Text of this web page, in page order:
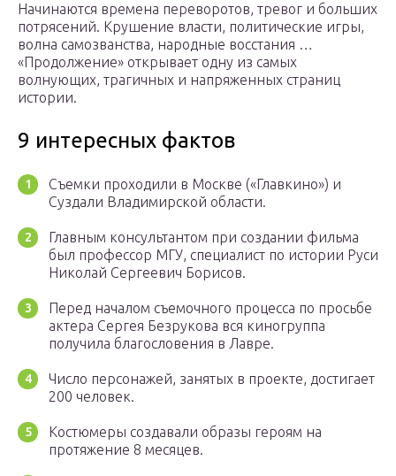
Начинаются времена переворотов, тревог и больших
потрясений. Крушение власти, политические игры,
волна самозванства, народные восстания …
«Продолжение» открывает одну из самых
волнующих, трагичных и напряженных страниц
истории.
9 интересных фактов
Съемки проходили в Москве («Главкино») и
Суздали Владимирской области.
Главным консультантом при создании фильма
был профессор МГУ, специалист по истории Руси
Николай Сергеевич Борисов.
Перед началом съемочного процесса по просьбе
актера Сергея Безрукова вся киногруппа
получила благословения в Лавре.
Число персонажей, занятых в проекте, достигает
200 человек.
Костюмеры создавали образы героям на
протяжение 8 месяцев.